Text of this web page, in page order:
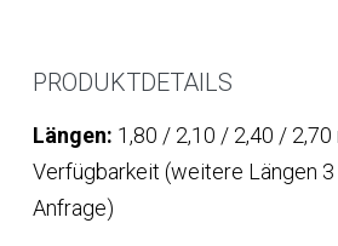
PRODUKTDETAILS
Längen: 1,80 / 2,10 / 2,40 / 2,70
Verfügbarkeit (weitere Längen 3
Anfrage)